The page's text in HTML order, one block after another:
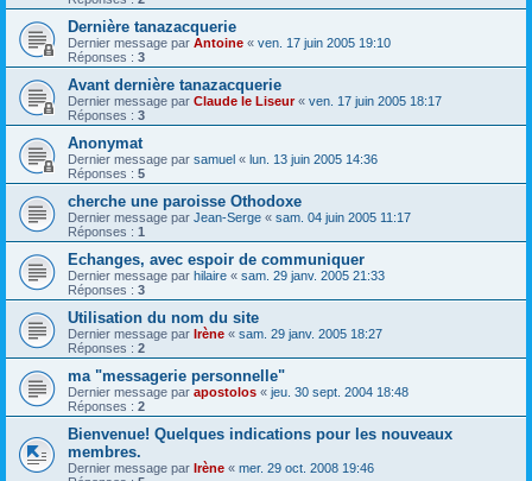
Dernière tanazacquerie
Dernier message par Antoine « ven. 17 juin 2005 19:10
Réponses : 3
Avant dernière tanazacquerie
Dernier message par Claude le Liseur« ven. 17 juin 2005 18:17
Réponses : 3
Anonymat
Dernier message par samuel « lun. 13 juin 2005 14:36
Réponses : 5
cherche une paroisse Othodoxe
Dernier message par Jean-Serge « sam. 04 juin 2005 11:17
Réponses : 1
Echanges, avec espoir de communiquer
Dernier message par hilaire « sam. 29 janv. 2005 21:33
Réponses : 3
Utilisation du nom du site
Dernier message par Irène « sam. 29 janv. 2005 18:27
Réponses : 2
ma "messagerie personnelle"
Dernier message par apostolos « jeu. 30 sept. 2004 18:48
Réponses : 2
Bienvenue! Quelques indications pour les nouveaux
membres.
Dernier message par Irène « mer. 29 oct. 2008 19:46